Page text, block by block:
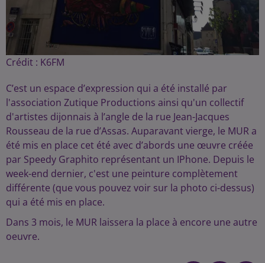
Crédit : K6FM
C’est un espace d’expression qui a été installé par
l'association Zutique Productions ainsi qu'un collectif
d'artistes dijonnais à l’angle de la rue Jean-Jacques
Rousseau de la rue d’Assas. Auparavant vierge, le MUR a
été mis en place cet été avec d’abords une œuvre créée
par Speedy Graphito représentant un IPhone. Depuis le
week-end dernier, c'est une peinture complètement
différente (que vous pouvez voir sur la photo ci-dessus)
qui a été mis en place.
Dans 3 mois, le MUR laissera la place à encore une autre
oeuvre.